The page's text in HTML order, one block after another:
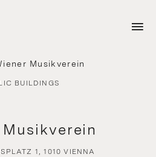
Musikverein
BUILDINGS
1, 1010 VIENNA